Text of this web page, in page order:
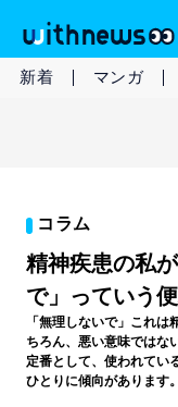
新着 マンガ
コラム
精神疾患の私
で」っていう
「無理しないで」これ
ちろん、悪い意味ではな
定番として、使われてい
ひとりに傾向があります。